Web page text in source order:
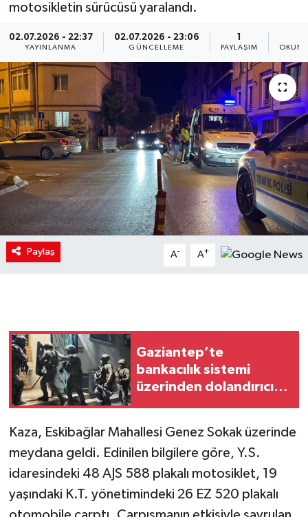
motosikletin sürücüsü yaralandı.
02.07.2026 - 22:37
YAYINLANMA
02.07.2026 - 23:06
GÜNCELLEME PAYLAŞIM
Paylaş A- A+
Gaziantep’te
bankacılık sistemi
üzerinden dolandırıcılık
Kaza, Eskibağlar Mahallesi Genez Sokak üzerinde
meydana geldi. Edinilen bilgilere göre, Y.S.
idaresindeki 48 AJS 588 plakalı motosiklet, 19
yaşındaki K.T. yönetimindeki 26 EZ 520 plakalı